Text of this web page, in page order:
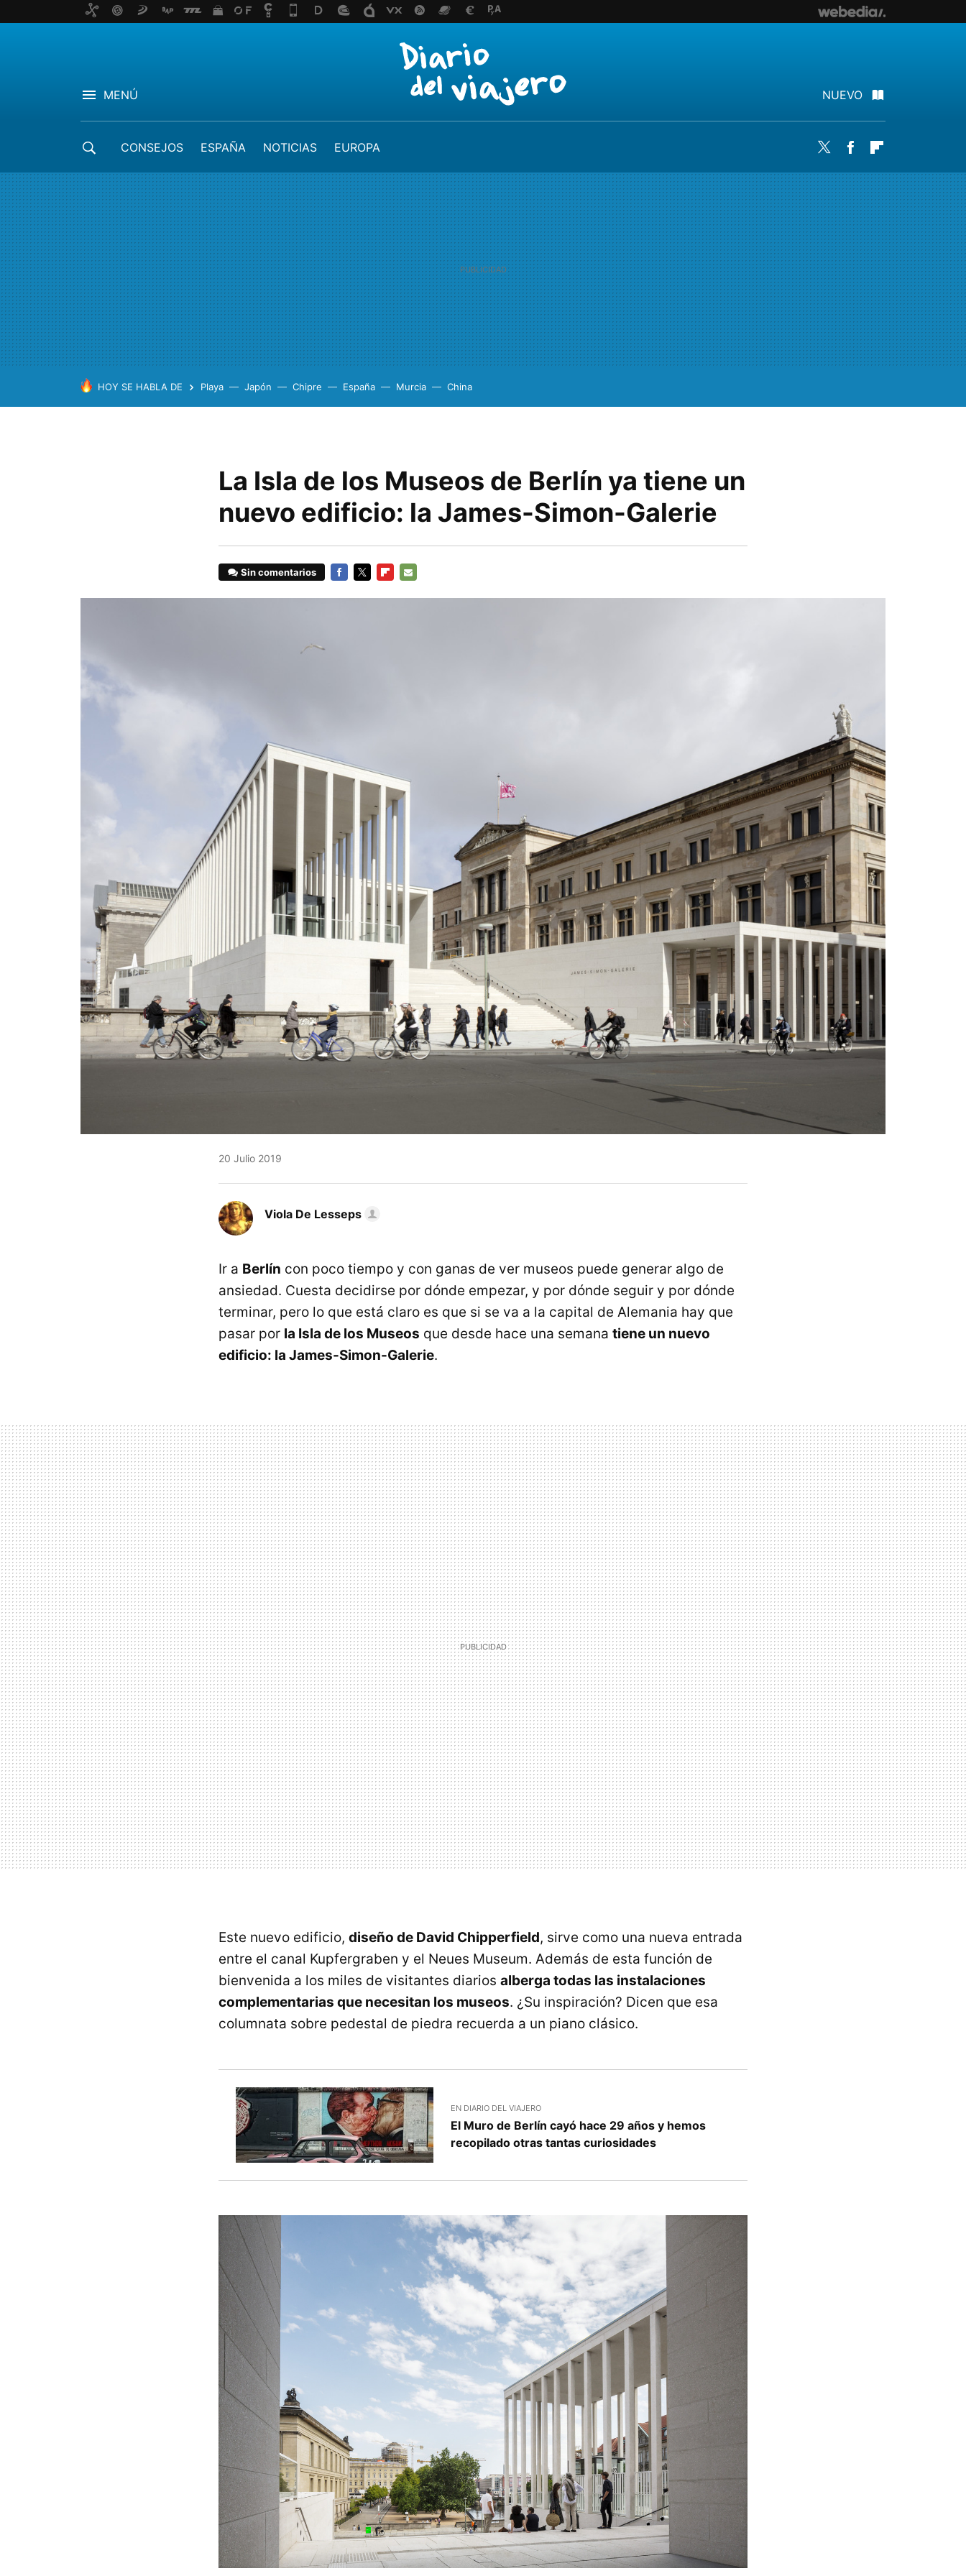
MENÚ NUEVO
CONSEJOS ESPAÑA NOTICIAS EUROPA Twitter Facebook
HOY SE HABLA DE Playa Japón Chipre España Murcia China
La Isla de los Museos de Berlín ya tiene un
nuevo edificio: la James-Simon-Galerie
Sin comentarios
20 Julio 2019
Viola De Lesseps
Ir a Berlín con poco tiempo y con ganas de ver museos puede generar algo de
ansiedad. Cuesta decidirse por dónde empezar, y por dónde seguir y por dónde
terminar, pero lo que está claro es que si se va a la capital de Alemania hay que
pasar por la Isla de los Museos que desde hace una semana tiene un nuevo
edificio: la James-Simon-Galerie.
Este nuevo edificio, diseño de David Chipperfield, sirve como una nueva entrada
entre el canal Kupfergraben y el Neues Museum. Además de esta función de
bienvenida a los miles de visitantes diarios alberga todas las instalaciones
complementarias que necesitan los museos. ¿Su inspiración? Dicen que esa
columnata sobre pedestal de piedra recuerda a un piano clásico.
EN DIARIO DEL VIAJERO
El Muro de Berlín cayó hace 29 años y hemos
recopilado otras tantas curiosidades